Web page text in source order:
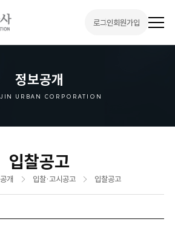
로그인회원가입
전
메
정보공개
URBAN CORPORATION
입찰공고
개 입찰·고시공고 입찰공고